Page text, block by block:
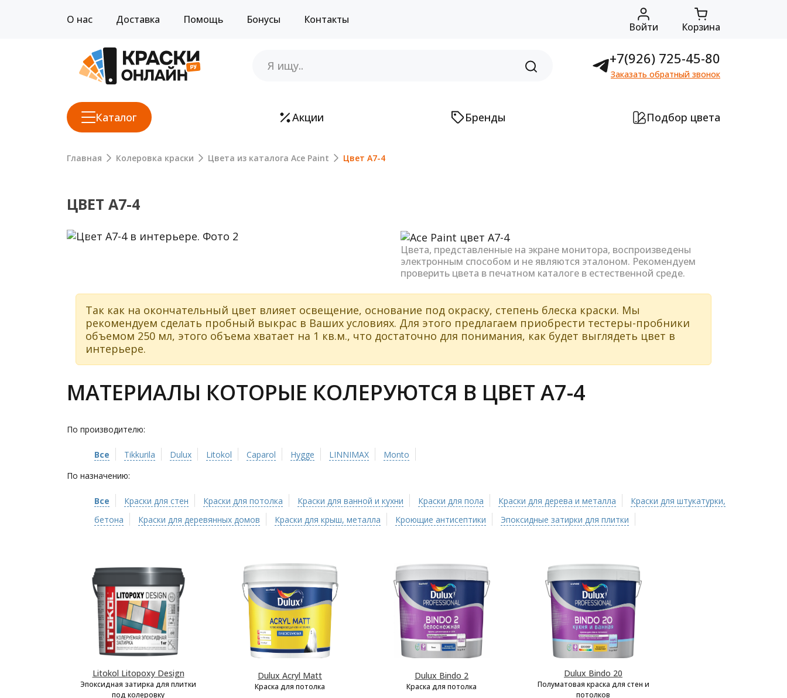
О нас Доставка Помощь Бонусы Контакты
Войти Корзина
+7(926) 725-45-80
Заказать обратный звонок
Каталог Акции Бренды Подбор цвета
Главная Колеровка краски Цвета из каталога Ace Paint Цвет A7-4
ЦВЕТ A7-4
Previous
Цвета, представленные на экране монитора, воспроизведены
электронным способом и не являются эталоном. Рекомендуем
проверить цвета в печатном каталоге в естественной среде.
Так как на окончательный цвет влияет освещение, основание под окраску, степень блеска краски. Мы
рекомендуем сделать пробный выкрас в Ваших условиях. Для этого предлагаем приобрести тестеры-пробники
объемом 250 мл, этого объема хватает на 1 кв.м., что достаточно для понимания, как будет выглядеть цвет в
интерьере.
МАТЕРИАЛЫ КОТОРЫЕ КОЛЕРУЮТСЯ В ЦВЕТ A7-4
По производителю:
Все Tikkurila Dulux Litokol Caparol Hygge LINNIMAX
Monto
По назначению:
Все Краски для стен Краски для потолка Краски для ванной и кухни Краски для пола Краски для дерева и металла
Краски для штукатурки,
бетона
Краски для деревянных домов Краски для крыш, металла Кроющие антисептики Эпоксидные затирки для плитки
Litokol Litopoxy Design
Эпоксидная затирка для плитки
под колеровку
Dulux Acryl Matt
Краска для потолка
Dulux Bindo 2
Краска для потолка
Dulux Bindo 20
Полуматовая краска для стен и
потолков